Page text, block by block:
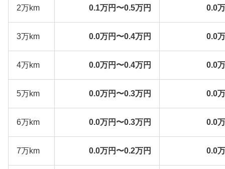
2万km 0.1万円〜0.5万円 0.0
3万km 0.0万円〜0.4万円 0.0
4万km 0.0万円〜0.4万円 0.0
5万km 0.0万円〜0.3万円 0.0
6万km 0.0万円〜0.3万円 0.0
7万km 0.0万円〜0.2万円 0.0